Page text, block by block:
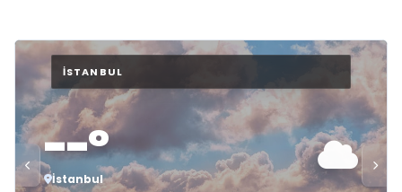
--°
İstanbul